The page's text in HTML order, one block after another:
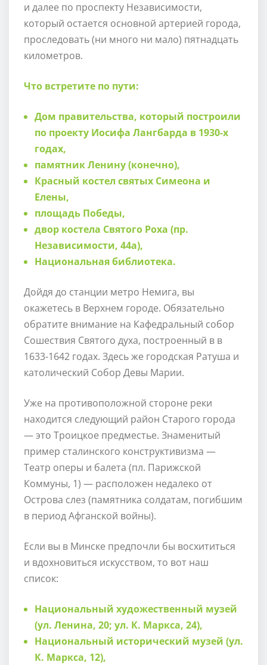
и далее по проспекту Независимости,
который остается основной артерией города,
проследовать (ни много ни мало) пятнадцать
километров.
Что встретите по пути:
Дом правительства, который построили
по проекту Иосифа Лангбарда в 1930-х
годах,
памятник Ленину (конечно),
Красный костел святых Симеона и
Елены,
площадь Победы,
двор костела Святого Роха (пр.
Независимости, 44а),
Национальная библиотека.
Дойдя до станции метро Немига, вы
окажетесь в Верхнем городе. Обязательно
обратите внимание на Кафедральный собор
Сошествия Святого духа, построенный в в
1633-1642 годах. Здесь же городская Ратуша и
католический Собор Девы Марии.
Уже на противоположной стороне реки
находится следующий район Старого города
— это Троицкое предместье. Знаменитый
пример сталинского конструктивизма —
Театр оперы и балета (пл. Парижской
Коммуны, 1) — расположен недалеко от
Острова слез (памятника солдатам, погибшим
в период Афганской войны).
Если вы в Минске предпочли бы восхититься
и вдохновиться искусством, то вот наш
список:
Национальный художественный музей
(ул. Ленина, 20; ул. К. Маркса, 24),
Национальный исторический музей (ул.
К. Маркса, 12),